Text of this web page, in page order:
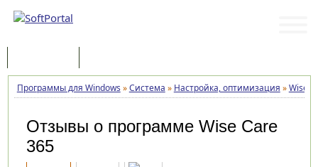
Программы для Windows »Система » Настройка, оптимизация »Wise
Отзывы о программе Wise Care
365